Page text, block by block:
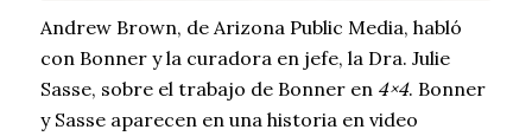
Andrew Brown, de Arizona Public Media, habló
con Bonner y la curadora en jefe, la Dra. Julie
Sasse, sobre el trabajo de Bonner en 4×4. Bonner
y Sasse aparecen en una historia en video